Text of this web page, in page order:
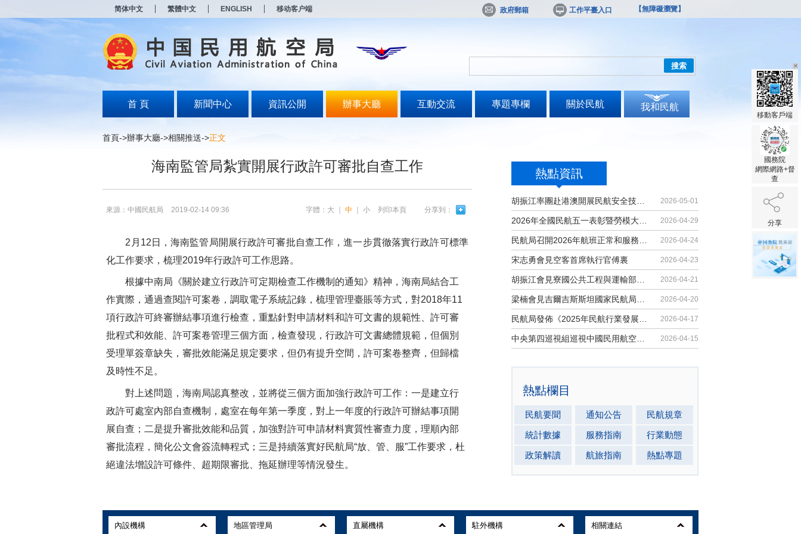
简体中文 繁體中文 ENGLISH 移动客户端 政府郵箱 工作平臺入口 【無障礙瀏覽】
搜索
首 頁 新聞中心 資訊公開 辦事大廳 互動交流 專題專欄 關於民航 我和民航
首頁->辦事大廳->相關推送->正文
熱點資訊
2026-05-01
2026-04-29
2026-04-24
宋志勇會見空客首席執行官傅裏 2026-04-23
2026-04-21
2026-04-20
2026-04-17
2026-04-15
熱點欄目
民航要聞 通知公告
民航規章
統計數據
服務指南
行業動態
政策解讀
航旅指南 熱點專題
海南監管局紮實開展行政許可審批自查工作
來源：中國民航局 2019-02-14 09:36 字體： 大 中 小 列印本頁 分享到：
2月12日，海南監管局開展行政許可審批自查工作，進一步貫徹落實行政許可標準
化工作要求，梳理2019年行政許可工作思路。
根據中南局《關於建立行政許可定期檢查工作機制的通知》精神，海南局結合工
作實際，通過查閱許可案卷，調取電子系統記錄，梳理管理臺賬等方式，對2018年11
項行政許可終審辦結事項進行檢查，重點針對申請材料和許可文書的規範性、許可審
批程式和效能、許可案卷管理三個方面，檢查發現，行政許可文書總體規範，但個別
受理單簽章缺失，審批效能滿足規定要求，但仍有提升空間，許可案卷整齊，但歸檔
及時性不足。
對上述問題，海南局認真整改，並將從三個方面加強行政許可工作：一是建立行
政許可處室內部自查機制，處室在每年第一季度，對上一年度的行政許可辦結事項開
展自查；二是提升審批效能和品質，加強對許可申請材料實質性審查力度，理順內部
審批流程，簡化公文會簽流轉程式；三是持續落實好民航局“放、管、服”工作要求，杜
絕違法增設許可條件、超期限審批、拖延辦理等情況發生。
移動客戶端
國務院
網際網路+督
查
分享
打
无
障